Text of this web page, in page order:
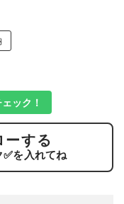
ック！
する
✅を入れてね